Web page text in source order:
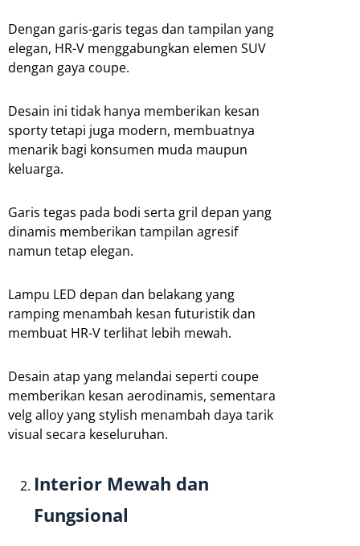
Dengan garis-garis tegas dan tampilan yang
elegan, HR-V menggabungkan elemen SUV
dengan gaya coupe.
Desain ini tidak hanya memberikan kesan
sporty tetapi juga modern, membuatnya
menarik bagi konsumen muda maupun
keluarga.
Garis tegas pada bodi serta gril depan yang
dinamis memberikan tampilan agresif
namun tetap elegan.
Lampu LED depan dan belakang yang
ramping menambah kesan futuristik dan
membuat HR-V terlihat lebih mewah.
Desain atap yang melandai seperti coupe
memberikan kesan aerodinamis, sementara
velg alloy yang stylish menambah daya tarik
visual secara keseluruhan.
Interior Mewah dan
Fungsional